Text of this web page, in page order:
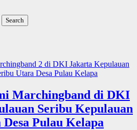
Search
Marchingband di DKI
Seribu Kepulauan
Pulau Kelapa